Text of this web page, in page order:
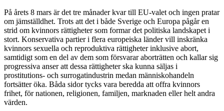
På årets 8 mars är det tre månader kvar till EU-valet och ingen pratar
om jämställdhet. Trots att det i både Sverige och Europa pågår en
strid om kvinnors rättigheter som formar det politiska landskapet i
stort. Konservativa partier i flera europeiska länder vill inskränka
kvinnors sexuella och reproduktiva rättigheter inklusive abort,
samtidigt som en del av dem som försvarar aborträtten och kallar sig
progressiva anser att dessa rättigheter ska kunna säljas i
prostitutions- och surrogatindustrin medan människohandeln
fortsätter öka. Båda sidor tycks vara beredda att offra kvinnors
frihet, för nationen, religionen, familjen, marknaden eller helt andra
värden.